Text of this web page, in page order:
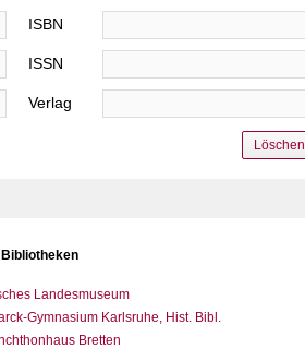
ISBN
ISSN
Verlag
Löschen
Landesmuseum
Gymnasium Karlsruhe, Hist. Bibl.
Bretten